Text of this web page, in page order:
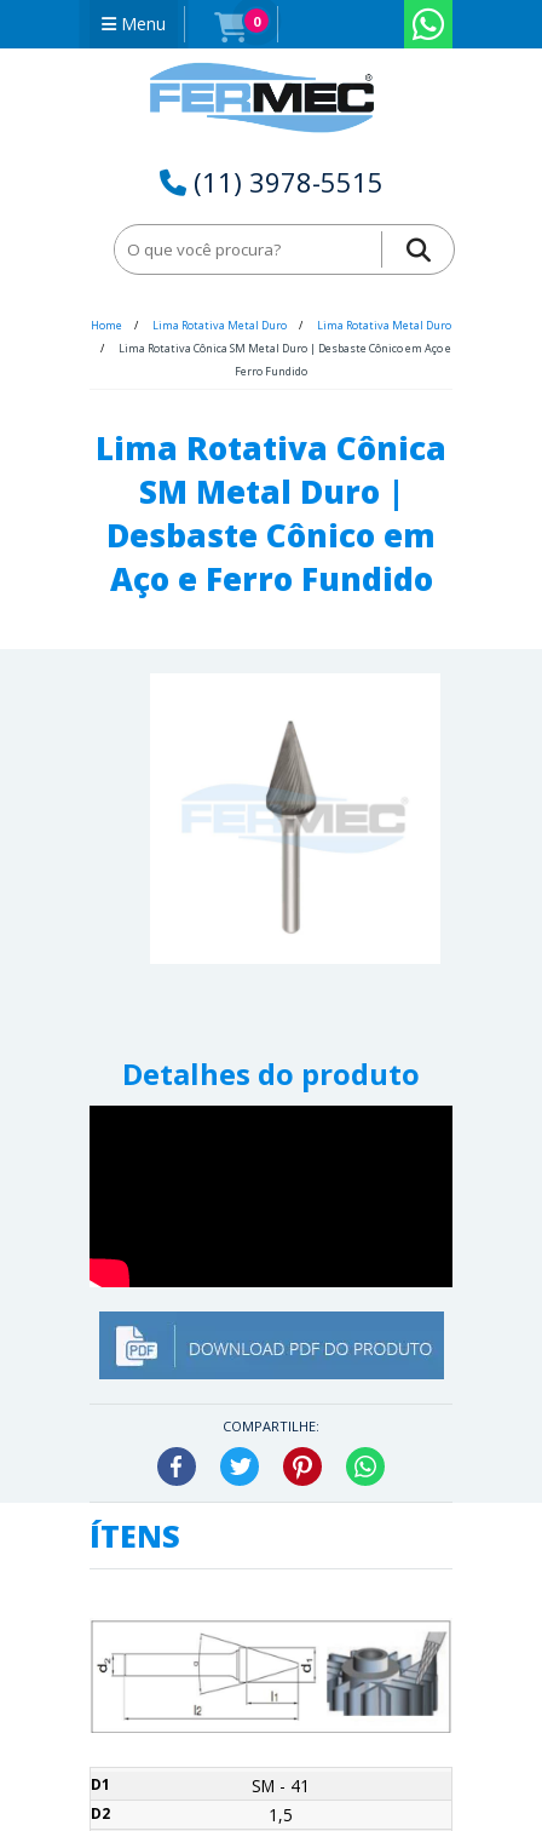
Menu 0
(11) 3978-5515
Home Lima Rotativa Metal Duro
Lima Rotativa Metal Duro
Lima Rotativa Cônica SM Metal Duro | Desbaste Cônico em Aço e
Ferro Fundido
Lima Rotativa Cônica
SM Metal Duro |
Desbaste Cônico em
Aço e Ferro Fundido
Detalhes do produto
COMPARTILHE:
Facebook Twitter Pinterest
ÍTENS
CÓDIGO Orçamento
SM - 41
1,5